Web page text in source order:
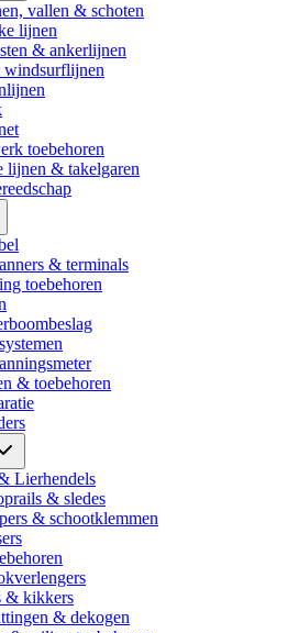
vallen & schoten
lijnen
& ankerlijnen
toebehoren
lijnen & takelgaren
& terminals
toebehoren
& toebehoren
Lierhendels
& sledes
& schootklemmen
& kikkers
& dekogen